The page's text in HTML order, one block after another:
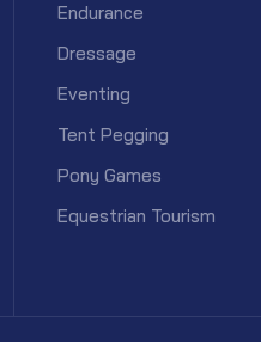
Endurance
Dressage
Eventing
Tent Pegging
Pony Games
Equestrian Tourism